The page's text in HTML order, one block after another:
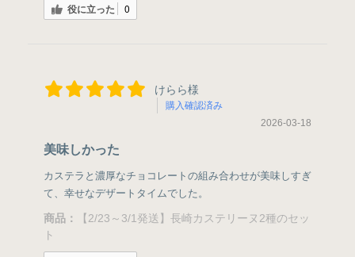
役に立った 0
けらら様
購入確認済み
2026-03-18
美味しかった
カステラと濃厚なチョコレートの組み合わせが美味しすぎ
て、幸せなデザートタイムでした。
商品：
【2/23～3/1発送】長崎カステリーヌ2種のセッ
ト